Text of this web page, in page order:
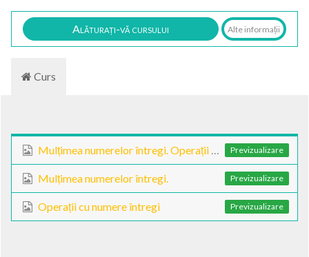
Alăturați-vă cursului Alte informații
Curs
Mulțimea numerelor întregi. Operații cu nr. întregi - prezentare gif Previzualizare
Mulțimea numerelor întregi. Previzualizare
Operații cu numere întregi Previzualizare